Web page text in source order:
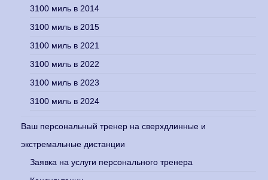
3100 миль в 2014
3100 миль в 2015
3100 миль в 2021
3100 миль в 2022
3100 миль в 2023
3100 миль в 2024
Ваш персональный тренер на сверхдлинные и
экстремальные дистанции
Заявка на услуги персонального тренера